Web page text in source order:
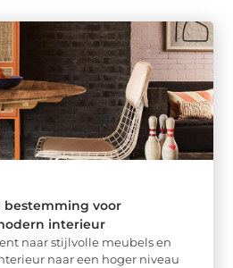
bestemming voor
interieur
naar stijlvolle meubels en
naar een hoger niveau